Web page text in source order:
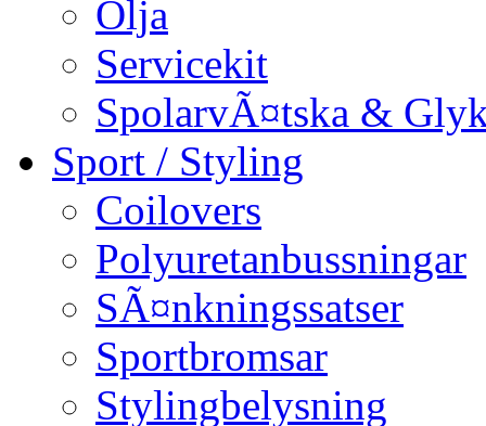
Olja
Servicekit
SpolarvÃ¤tska &
Sport / Styling
Coilovers
Polyuretanbussningar
SÃ¤nkningssatser
Sportbromsar
Stylingbelysning